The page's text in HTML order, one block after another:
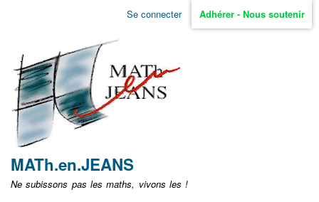
Aller
non
identifié
Se connecter Adhérer - Nous soutenir
MATh.en.JEANS
Ne subissons pas les maths, vivons les !